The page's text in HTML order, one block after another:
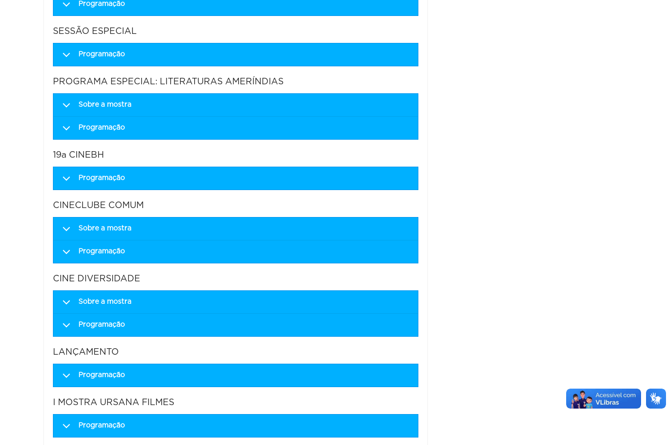
Programação
SESSÃO ESPECIAL
Programação
PROGRAMA ESPECIAL: LITERATURAS AMERÍNDIAS
Sobre a mostra
Programação
19a CINEBH
Programação
CINECLUBE COMUM
Sobre a mostra
Programação
CINE DIVERSIDADE
Sobre a mostra
Programação
LANÇAMENTO
Programação
I MOSTRA URSANA FILMES
Programação